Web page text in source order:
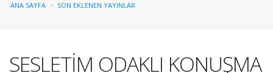
ANA SAYFA SON EKLENEN YAYINLAR
SESLETİM ODAKLI KONUŞMA